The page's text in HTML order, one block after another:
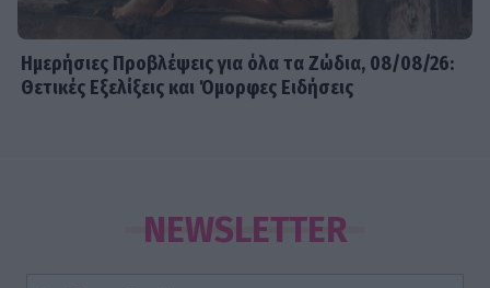
Ημερήσιες Προβλέψεις για όλα τα Ζώδια, 08/08/26:
Θετικές Εξελίξεις και Όμορφες Ειδήσεις
NEWSLETTER